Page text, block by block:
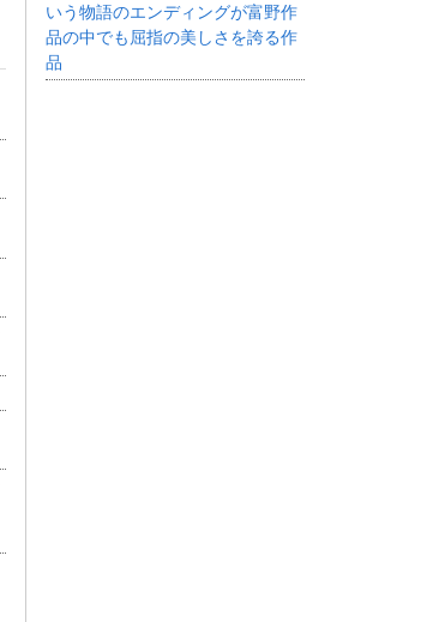
いう物語のエンディングが富野作
品の中でも屈指の美しさを誇る作
品